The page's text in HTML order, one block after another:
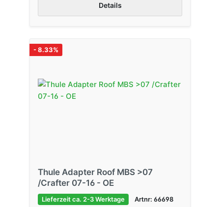
Details
- 8.33%
Thule Adapter Roof MBS >07
/Crafter 07-16 - OE
Lieferzeit ca. 2-3 Werktage Artnr: 66698